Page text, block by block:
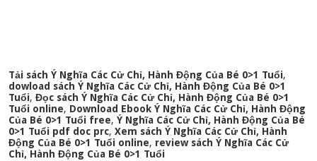
Tải sách Ý Nghĩa Các Cử Chỉ, Hành Động Của Bé 0>1 Tuổi,
dowload sách Ý Nghĩa Các Cử Chỉ, Hành Động Của Bé 0>1
Tuổi,Đọc sách Ý Nghĩa Các Cử Chỉ, Hành Động Của Bé 0>1
Tuổi online, Download Ebook Ý Nghĩa Các Cử Chỉ, Hành Động
Của Bé 0>1 Tuổi free,Ý Nghĩa Các Cử Chỉ, Hành Động Của Bé
0>1 Tuổi pdf doc prc,Xem sách Ý Nghĩa Các Cử Chỉ, Hành
Động Của Bé 0>1 Tuổi online, review sách Ý Nghĩa Các Cử
Chỉ, Hành Động Của Bé 0>1 Tuổi